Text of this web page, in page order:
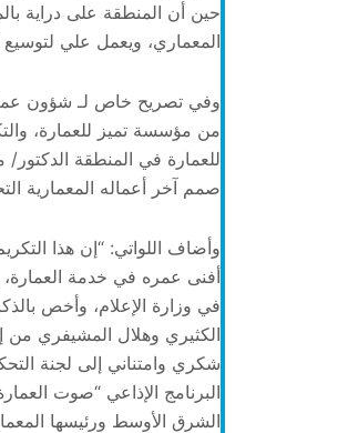
حين أن المنطقة على دراية
المعماري، ويعمل علي
وفي تصريح خاص لـ شؤون
من مؤسسة تميز للعمارة،
للعمارة في المنطقة
صمم آخر أعماله المعمارية
وأضاف اللواتي: “إن هذا
أفنى عمره في خدمة العمارة،
في وزارة الإعلام، وأخص
الكثيري وهلال المشيفري من
شكري وامتناني إلى لجنة
البرنامج الإذاعي “صوت
الشرق الأوسط ورئيسها